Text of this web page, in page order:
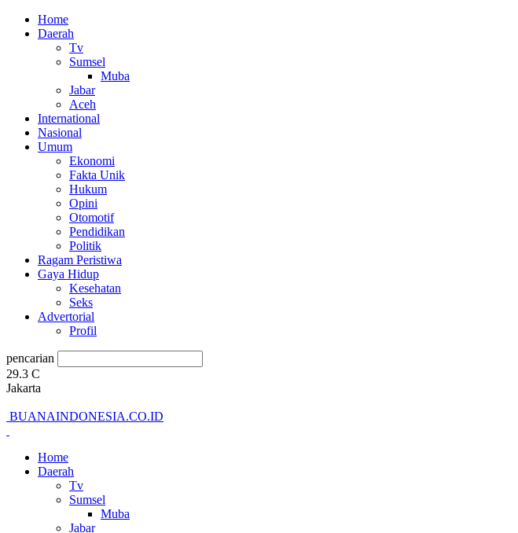
Home
Daerah
Tv
Sumsel
Muba
Jabar
Aceh
International
Nasional
Umum
Ekonomi
Fakta Unik
Hukum
Opini
Otomotif
Pendidikan
Politik
Ragam Peristiwa
Gaya Hidup
Kesehatan
Seks
Advertorial
Profil
pencarian
29.3 C
Jakarta
BUANAINDONESIA.CO.ID
Home
Daerah
Tv
Sumsel
Muba
Jabar